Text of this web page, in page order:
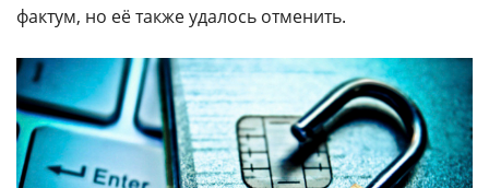
фактум, но её также удалось отменить.